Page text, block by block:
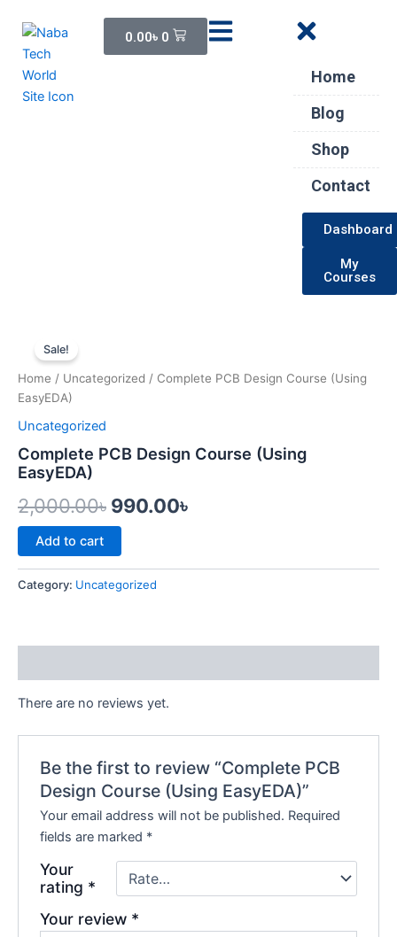
content
0.00৳ 0
Cart
Home
Blog
Shop
Contact
Dashboard
My
Courses
Sale!
Home / Uncategorized / Complete PCB Design Course (Using
EasyEDA)
Uncategorized
Complete PCB Design Course (Using
EasyEDA)
2,000.00৳
price
990.00৳
price
Design
Course
(Using
EasyEDA)
quantity
Add to cart
Category: Uncategorized
There are no reviews yet.
Be the first to review “Complete PCB
Design Course (Using EasyEDA)”
Your email address will not be published. Required
fields are marked *
Your
rating *
Your review *